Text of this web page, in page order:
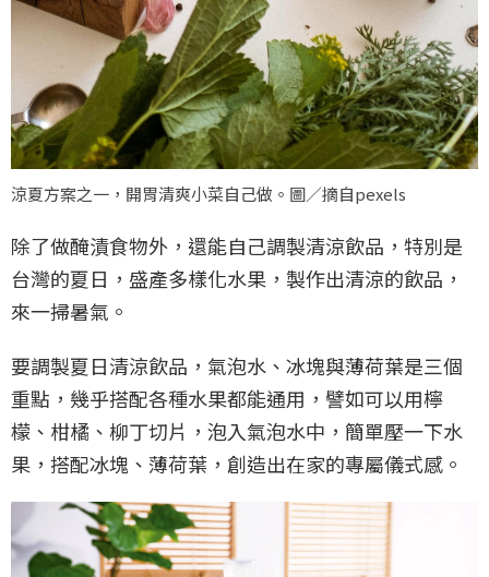
涼夏方案之一，開胃清爽小菜自己做。圖／摘自pexels
除了做醃漬食物外，還能自己調製清涼飲品，特別是
台灣的夏日，盛產多樣化水果，製作出清涼的飲品，
來一掃暑氣。
要調製夏日清涼飲品，氣泡水、冰塊與薄荷葉是三個
重點，幾乎搭配各種水果都能通用，譬如可以用檸
檬、柑橘、柳丁切片，泡入氣泡水中，簡單壓一下水
果，搭配冰塊、薄荷葉，創造出在家的專屬儀式感。